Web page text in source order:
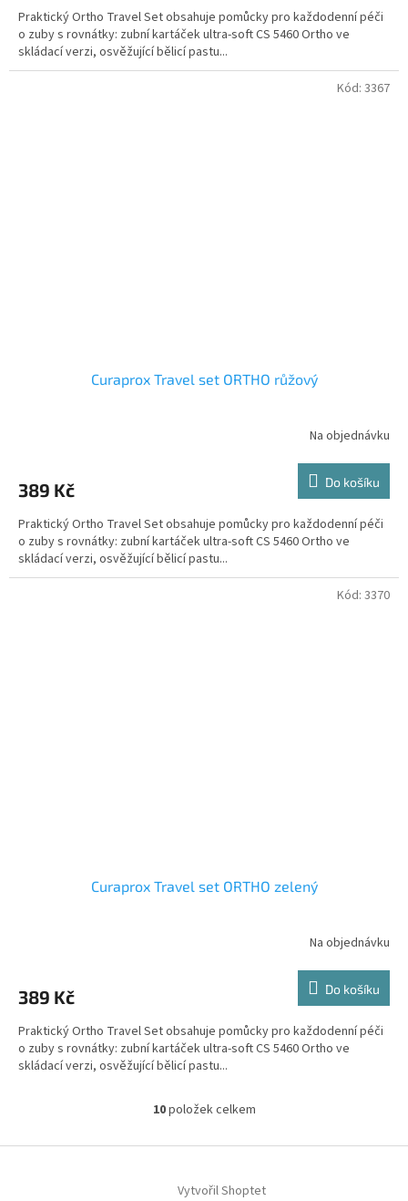
Praktický Ortho Travel Set obsahuje pomůcky pro každodenní péči
o zuby s rovnátky: zubní kartáček ultra-soft CS 5460 Ortho ve
skládací verzi, osvěžující bělicí pastu...
Curaprox Travel set ORTHO růžový
Na objednávku
389 Kč Do košíku
Praktický Ortho Travel Set obsahuje pomůcky pro každodenní péči
o zuby s rovnátky: zubní kartáček ultra-soft CS 5460 Ortho ve
skládací verzi, osvěžující bělicí pastu...
Kód: 3367
Curaprox Travel set ORTHO zelený
Na objednávku
389 Kč Do košíku
Praktický Ortho Travel Set obsahuje pomůcky pro každodenní péči
o zuby s rovnátky: zubní kartáček ultra-soft CS 5460 Ortho ve
skládací verzi, osvěžující bělicí pastu...
Kód: 3370
O
l
d
10položek celkem
Vytvořil Shoptet